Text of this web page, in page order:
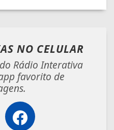
NO CELULAR
Rádio Interativa
favorito de